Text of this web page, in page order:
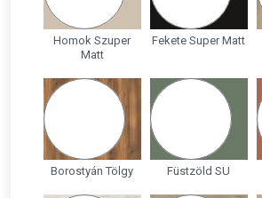
Homok Szuper
Matt
Fekete Super Matt
Borostyán Tölgy Füstzöld SU